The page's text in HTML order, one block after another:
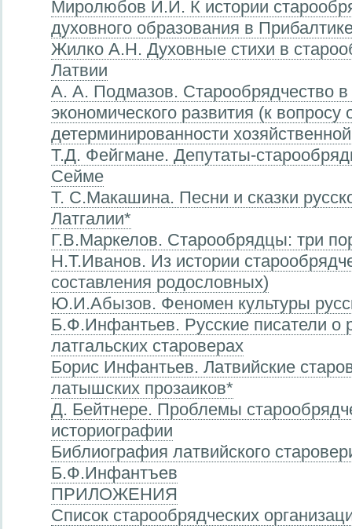
Миролюбов И.И. К истории
духовного образования в
Жилко А.Н. Духовные стихи в
Латвии
А. А. Подмазов. Старообрядчество в
экономического развития (к вопросу
детерминированности
Т.Д. Фейгмане. Депутаты-
Сейме
Т. С.Макашина. Песни и сказки
Латгалии*
Г.В.Маркелов. Старообрядцы: три
Н.Т.Иванов. Из истории
составления родословных)
Ю.И.Абызов. Феномен культуры
Б.Ф.Инфантьев. Русские писатели о
латгальских староверах
Борис Инфантьев. Латвийские
латышских прозаиков*
Д. Бейтнере. Проблемы
историографии
Библиография латвийского
Б.Ф.Инфантъев
ПРИЛОЖЕНИЯ
Список старообрядческих